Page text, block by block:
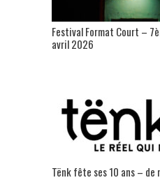
Festival Format Court –
avril 2026
Tënk fête ses 10 ans – de